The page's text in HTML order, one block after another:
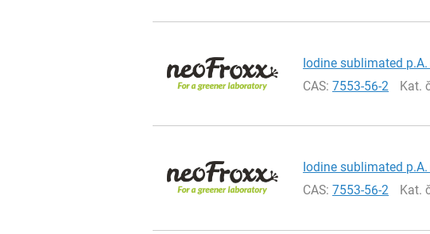
Iodine sublimated
CAS:7553-56-2 Kat.
Iodine sublimated
CAS:7553-56-2 Kat.